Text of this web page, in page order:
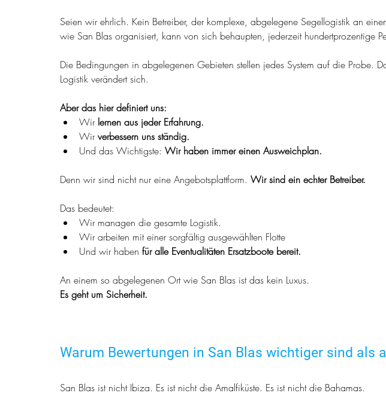
Seien wir ehrlich. Kein Betreiber, der komplexe, abgelegene Segellogistik an
wie San Blas organisiert, kann von sich behaupten, jederzeit hundertprozentige
Die Bedingungen in abgelegenen Gebieten stellen jedes System auf die Probe.
Logistik verändert sich.
Aber das hier definiert uns:
Wir lernen aus jeder Erfahrung.
Wir verbessern uns ständig.
Und das Wichtigste: Wir haben immer einen Ausweichplan.
Denn wir sind nicht nur eine Angebotsplattform. Wir sind ein echter Betreiber.
Das bedeutet:
Wir managen die gesamte Logistik.
Wir arbeiten mit einer sorgfältig ausgewählten Flotte
Und wir haben für alle Eventualitäten Ersatzboote bereit.
An einem so abgelegenen Ort wie San Blas ist das kein Luxus.
Es geht um Sicherheit.
Warum Bewertungen in San Blas wichtiger sind als
San Blas ist nicht Ibiza. Es ist nicht die Amalfiküste. Es ist nicht die Bahamas.